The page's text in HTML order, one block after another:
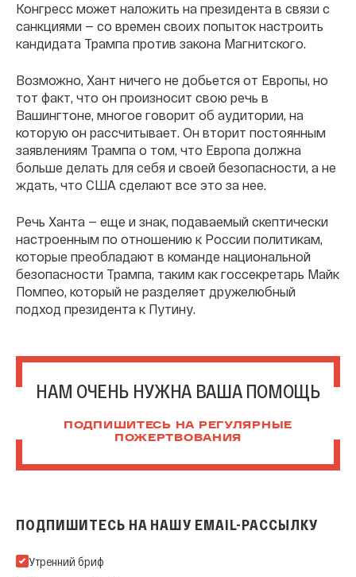
Конгресс может наложить на президента в связи с
санкциями — со времен своих попыток настроить
кандидата Трампа против закона Магнитского.
Возможно, Хант ничего не добьется от Европы, но
тот факт, что он произносит свою речь в
Вашингтоне, многое говорит об аудитории, на
которую он рассчитывает. Он вторит постоянным
заявлениям Трампа о том, что Европа должна
больше делать для себя и своей безопасности, а не
ждать, что США сделают все это за нее.
Речь Ханта — еще и знак, подаваемый скептически
настроенным по отношению к России политикам,
которые преобладают в команде национальной
безопасности Трампа, таким как госсекретарь Майк
Помпео, который не разделяет дружелюбный
подход президента к Путину.
НАМ ОЧЕНЬ НУЖНА ВАША ПОМОЩЬ
ПОДПИШИТЕСЬ НА РЕГУЛЯРНЫЕ
ПОЖЕРТВОВАНИЯ
ПОДПИШИТЕСЬ НА НАШУ EMAIL-РАССЫЛКУ
Подпишитесь на нашу Email-рассылку
Утренний бриф